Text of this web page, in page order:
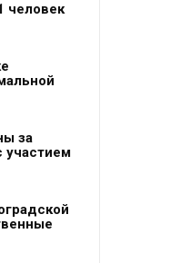
человек
за
участием